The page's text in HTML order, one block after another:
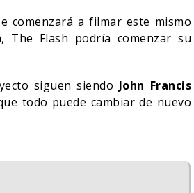
comenzará a filmar este mismo
The Flash podría comenzar su
siguen siendo John Francis
todo puede cambiar de nuevo
MONSTER – TEMPORADA
PRIMERAS IMÁGENES